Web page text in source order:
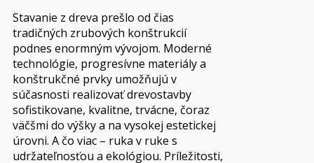
Stavanie z dreva prešlo od čias
tradičných zrubových konštrukcií
podnes enormným vývojom. Moderné
technológie, progresívne materiály a
konštrukčné prvky umožňujú v
súčasnosti realizovať drevostavby
sofistikovane, kvalitne, trvácne, čoraz
väčšmi do výšky a na vysokej estetickej
úrovni. A čo viac – ruka v ruke s
udržateľnosťou a ekológiou. Príležitosti,